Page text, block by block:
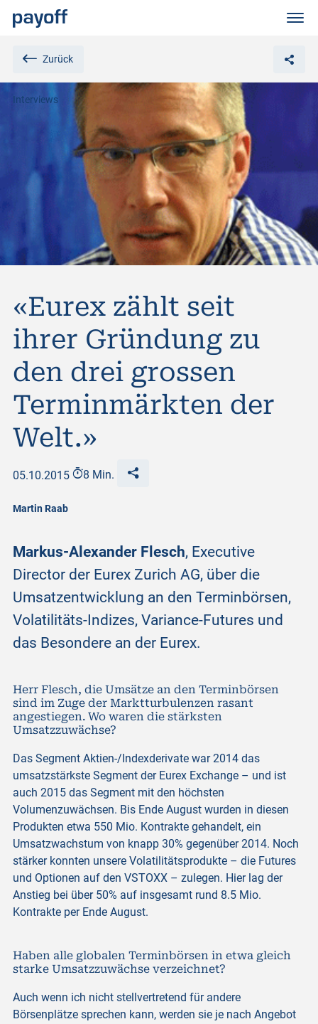
Zurück
Interviews
«Eurex zählt seit
ihrer Gründung zu
den drei grossen
Terminmärkten der
Welt.»
05.10.2015 8 Min.
Martin Raab
Markus-Alexander Flesch, Executive
Director der Eurex Zurich AG, über die
Umsatzentwicklung an den Terminbörsen,
Volatilitäts-Indizes, Variance-Futures und
das Besondere an der Eurex.
Herr Flesch, die Umsätze an den Terminbörsen
sind im Zuge der Marktturbulenzen rasant
angestiegen. Wo waren die stärksten
Umsatzzuwächse?
Das Segment Aktien-/Indexderivate war 2014 das
umsatzstärkste Segment der Eurex Exchange – und ist
auch 2015 das Segment mit den höchsten
Volumenzuwächsen. Bis Ende August wurden in diesen
Produkten etwa 550 Mio. Kontrakte gehandelt, ein
Umsatzwachstum von knapp 30% gegenüber 2014. Noch
stärker konnten unsere Volatilitätsprodukte – die Futures
und Optionen auf den VSTOXX – zulegen. Hier lag der
Anstieg bei über 50% auf insgesamt rund 8.5 Mio.
Kontrakte per Ende August.
Haben alle globalen Terminbörsen in etwa gleich
starke Umsatzzuwächse verzeichnet?
Auch wenn ich nicht stellvertretend für andere
Börsenplätze sprechen kann, werden sie je nach Angebot